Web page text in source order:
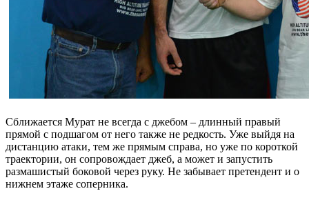
Сближается Мурат не всегда с джебом – длинный правый
прямой с подшагом от него также не редкость. Уже выйдя на
дистанцию атаки, тем же прямым справа, но уже по короткой
траектории, он сопровождает джеб, а может и запустить
размашистый боковой через руку. Не забывает претендент и о
нижнем этаже соперника.